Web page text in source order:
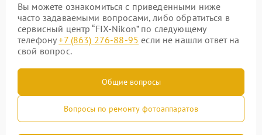
Вы можете ознакомиться с приведенными ниже
часто задаваемыми вопросами, либо обратиться в
сервисный центр “FIX-Nikon” по следующему
телефону+7 (863) 276-88-95 если не нашли ответ на
свой вопрос.
Общие вопросы
Вопросы по ремонту фотоаппаратов